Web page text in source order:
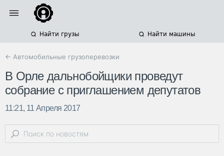
Найти грузы Найти машины
← Автомобильные грузоперевозки
В Орле дальнобойщики проведут
собрание с приглашением депутатов
11:21, 11 Апреля 2017